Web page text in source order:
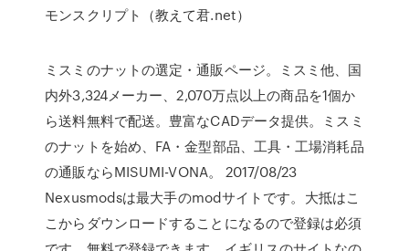
モンスクリプト（教えて君.net）
ミスミのナットの選定・通販ページ。ミスミ他、国
内外3,324メーカー、2,070万点以上の商品を1個か
ら送料無料で配送。豊富なCADデータ提供。ミスミ
のナットを始め、FA・金型部品、工具・工場消耗品
の通販ならMISUMI-VONA。 2017/08/23
Nexusmodsは最大手のmodサイトです。大抵はこ
こからダウンロードすることになるので登録は必須